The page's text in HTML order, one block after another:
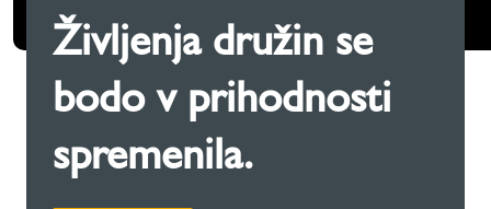
Življenja družin se
bodo v prihodnosti
spremenila.